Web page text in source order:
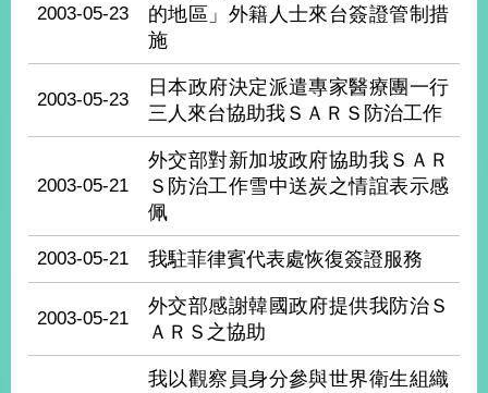
首
網
導
覽
於
部
新
中
心
外
資
2003-05-23
的地區」外籍人士來台簽證管制措
施
2003-05-23
日本政府決定派遣專家醫療團一行
三人來台協助我ＳＡＲＳ防治工作
2003-05-21
外交部對新加坡政府協助我ＳＡＲ
Ｓ防治工作雪中送炭之情誼表示感
佩
2003-05-21 我駐菲律賓代表處恢復簽證服務
2003-05-21
外交部感謝韓國政府提供我防治Ｓ
ＡＲＳ之協助
我以觀察員身分參與世界衛生組織